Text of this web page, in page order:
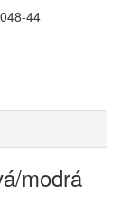
44
modrá